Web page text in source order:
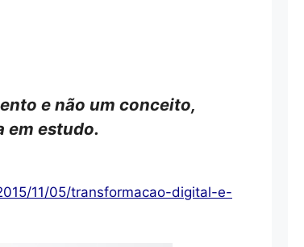
e não um conceito,
em estudo.
11/05/transformacao-digital-e-